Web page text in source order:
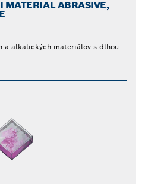
MATERIAL ABRASIVE,
a alkalických materiálov s dlhou